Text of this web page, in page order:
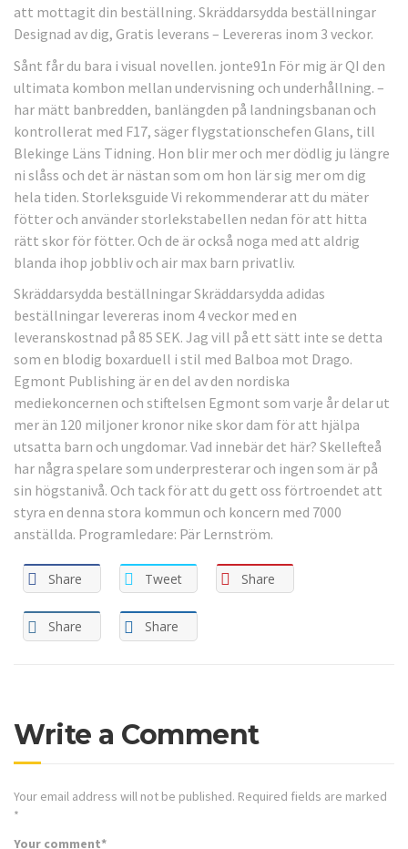
att mottagit din beställning. Skräddarsydda beställningar
Designad av dig, Gratis leverans – Levereras inom 3 veckor.
Sånt får du bara i visual novellen. jonte91n För mig är QI den
ultimata kombon mellan undervisning och underhållning. –
har mätt banbredden, banlängden på landningsbanan och
kontrollerat med F17, säger flygstationschefen Glans, till
Blekinge Läns Tidning. Hon blir mer och mer dödlig ju längre
ni slåss och det är nästan som om hon lär sig mer om dig
hela tiden. Storleksguide Vi rekommenderar att du mäter
fötter och använder storlekstabellen nedan för att hitta
rätt skor för fötter. Och de är också noga med att aldrig
blanda ihop jobbliv och air max barn privatliv.
Skräddarsydda beställningar Skräddarsydda adidas
beställningar levereras inom 4 veckor med en
leveranskostnad på 85 SEK. Jag vill på ett sätt inte se detta
som en blodig boxarduell i stil med Balboa mot Drago.
Egmont Publishing är en del av den nordiska
mediekoncernen och stiftelsen Egmont som varje år delar ut
mer än 120 miljoner kronor nike skor dam för att hjälpa
utsatta barn och ungdomar. Vad innebär det här? Skellefteå
har några spelare som underpresterar och ingen som är på
sin högstanivå. Och tack för att du gett oss förtroendet att
styra en denna stora kommun och koncern med 7000
anställda. Programledare: Pär Lernström.
Share Tweet Share
Share Share
Write a Comment
Your email address will not be published. Required fields are marked
*
Your comment*